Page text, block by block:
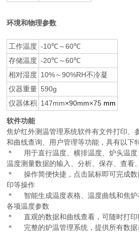
环境和物理参数
工作温度 -10℃～60℃
存储温度 -20℃～60℃
相对湿度 10%～90%RH不冷凝
仪器重量 590g
仪器体积 147mm×90mm×75 mm
软件功能
焦炉红外测温管理系统软件有文件打印、
和曲线查询、用户管理等功能，具有以下
＊ 用于直行温度、横排温度、炉头温度
温度测量数据的输入、分析、保存、查看
＊ 操作简便快捷，点击鼠标即可完成数
印等操作
＊ 智能生成温度表格、温度曲线和焦炉
各项温度参数
＊ 直观的数据和曲线查看，可随时打印
＊ 完整的炉温管理系统，提供所有数据